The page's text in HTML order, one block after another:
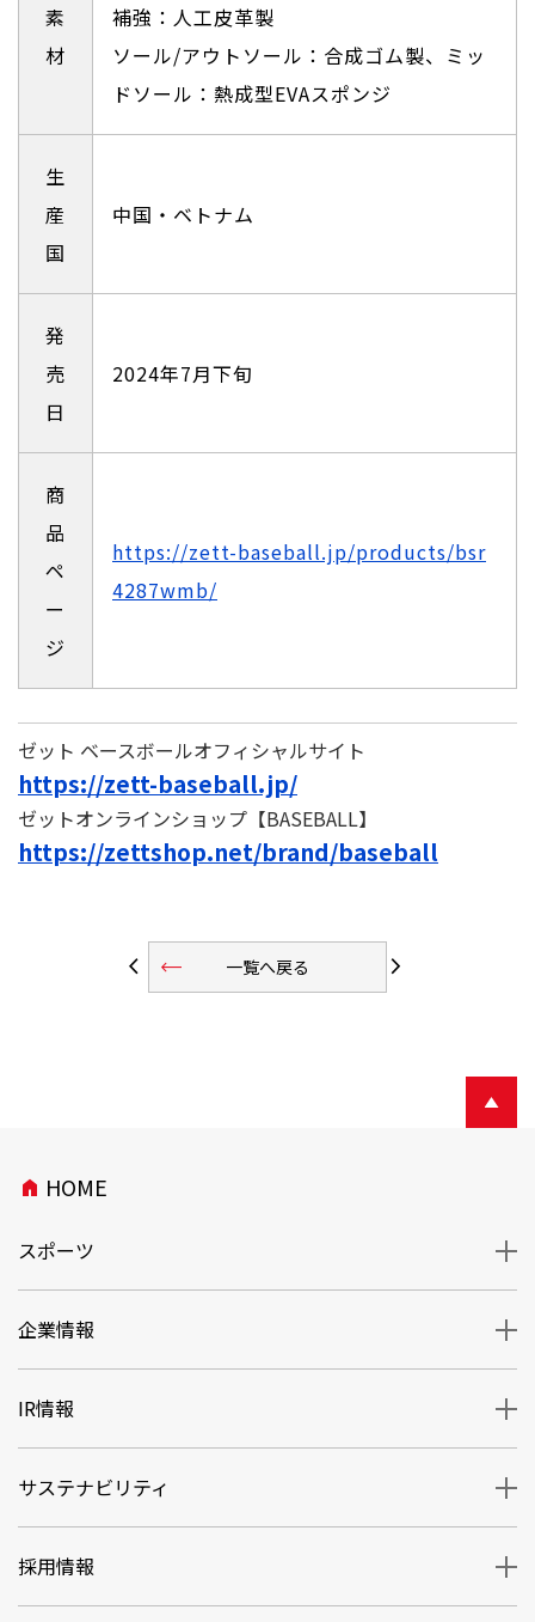
素
材
補強：人工皮革製
ソール/アウトソール：合成ゴム製、ミッ
ドソール：熱成型EVAスポンジ
生
産
国
中国・ベトナム
発
売
日
2024年7⽉下旬
商
品
ペ
ー
ジ
https://zett-baseball.jp/products/bsr
4287wmb/
ゼット ベースボールオフィシャルサイト
https://zett-baseball.jp/
ゼットオンラインショップ【BASEBALL】
https://zettshop.net/brand/baseball
arrow_back_ios 一覧へ戻る
trending_flat arrow_forward_ios
home HOME
スポーツ
企業情報
IR情報
サステナビリティ
採用情報